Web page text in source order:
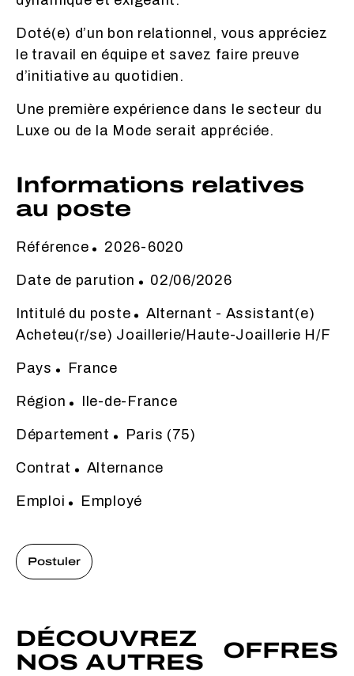
Doté(e) d’un bon relationnel, vous appréciez
le travail en équipe et savez faire preuve
d’initiative au quotidien.
Une première expérience dans le secteur du
Luxe ou de la Mode serait appréciée.
Informations relatives
au poste
Référence 2026-6020
Date de parution 02/06/2026
Intitulé du poste
Alternant - Assistant(e)
Acheteu(r/se) Joaillerie/Haute-Joaillerie H/F
Pays France
Région Ile-de-France
Département Paris (75)
Contrat Alternance
Emploi Employé
Postuler
DÉCOUVREZ
NOS AUTRES
OFFRES